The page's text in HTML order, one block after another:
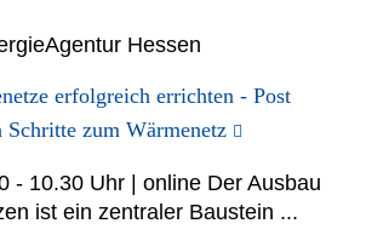
Hessen
erfolgreich errichten - Post
zum Wärmenetz
- 10.30 Uhr | online Der Ausbau
ist ein zentraler Baustein ...